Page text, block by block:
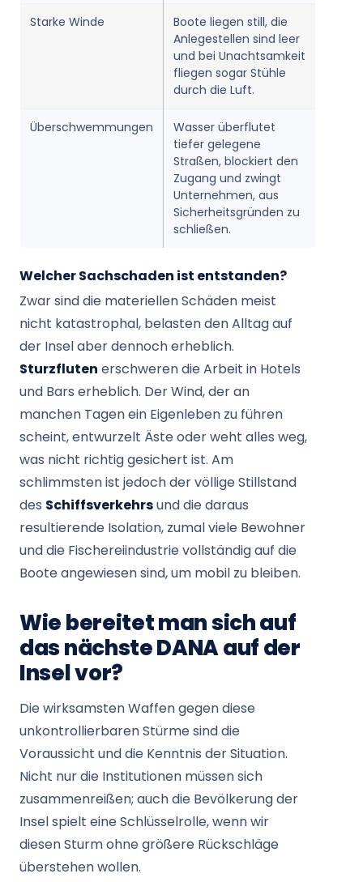
Starke Winde
Boote liegen still, die
Anlegestellen sind leer
und bei Unachtsamkeit
fliegen sogar Stühle
durch die Luft.
Überschwemmungen
Wasser überflutet
tiefer gelegene
Straßen, blockiert den
Zugang und zwingt
Unternehmen, aus
Sicherheitsgründen zu
schließen.
Welcher Sachschaden ist entstanden?
Zwar sind die materiellen Schäden meist
nicht katastrophal, belasten den Alltag auf
der Insel aber dennoch erheblich.
Sturzfluten erschweren die Arbeit in Hotels
und Bars erheblich. Der Wind, der an
manchen Tagen ein Eigenleben zu führen
scheint, entwurzelt Äste oder weht alles weg,
was nicht richtig gesichert ist. Am
schlimmsten ist jedoch der völlige Stillstand
des Schiffsverkehrsund die daraus
resultierende Isolation, zumal viele Bewohner
und die Fischereiindustrie vollständig auf die
Boote angewiesen sind, um mobil zu bleiben.
Wie bereitet man sich auf
das nächste DANA auf der
Insel vor?
Die wirksamsten Waffen gegen diese
unkontrollierbaren Stürme sind die
Voraussicht und die Kenntnis der Situation.
Nicht nur die Institutionen müssen sich
zusammenreißen; auch die Bevölkerung der
Insel spielt eine Schlüsselrolle, wenn wir
diesen Sturm ohne größere Rückschläge
überstehen wollen.